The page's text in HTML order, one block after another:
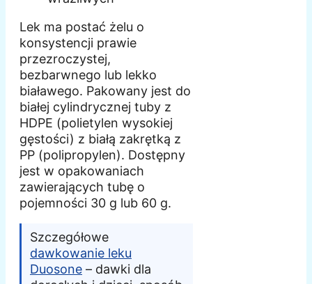
Lek ma postać żelu o
konsystencji prawie
przezroczystej,
bezbarwnego lub lekko
białawego. Pakowany jest do
białej cylindrycznej tuby z
HDPE (polietylen wysokiej
gęstości) z białą zakrętką z
PP (polipropylen). Dostępny
jest w opakowaniach
zawierających tubę o
pojemności 30 g lub 60 g.
Szczegółowe
dawkowanie leku
Duosone – dawki dla